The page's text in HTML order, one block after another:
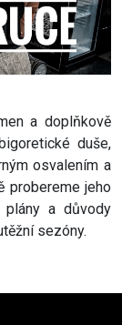
a doplňkově
duše,
osvalením a
probereme jeho
plány a důvody
sezóny.